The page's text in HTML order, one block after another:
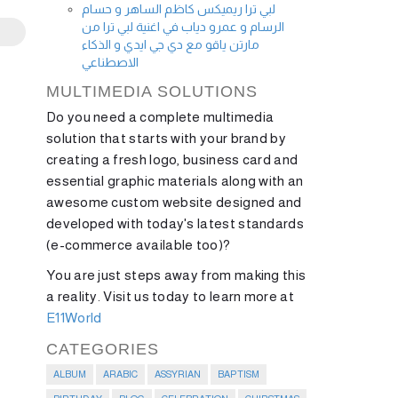
لبي ترا ريميكس كاظم الساهر و حسام
الرسام و عمرو دياب في اغنية لبي ترا من
مارتن ياقو مع دي جي ايدي و الذكاء
الاصطناعي
MULTIMEDIA SOLUTIONS
Do you need a complete multimedia
solution that starts with your brand by
creating a fresh logo, business card and
essential graphic materials along with an
awesome custom website designed and
developed with today's latest standards
(e-commerce available too)?
You are just steps away from making this
a reality. Visit us today to learn more at
E11World
CATEGORIES
ALBUM ARABIC ASSYRIAN BAPTISM